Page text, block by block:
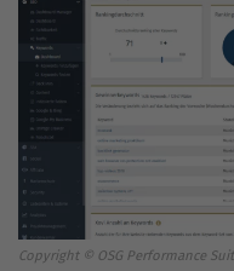
Copyright © OSG Performance